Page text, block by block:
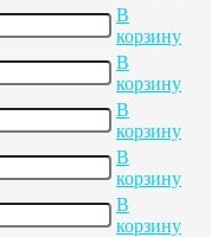
В
корзину
В
корзину
В
корзину
В
корзину
В
корзину